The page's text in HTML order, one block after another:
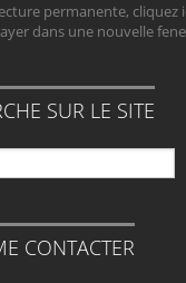
permanente, cliquez
dans une nouvelle
SUR LE SITE
CONTACTER